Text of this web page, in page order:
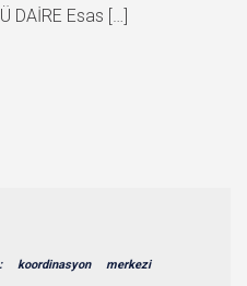
DAİRE Esas […]
koordinasyon merkezi